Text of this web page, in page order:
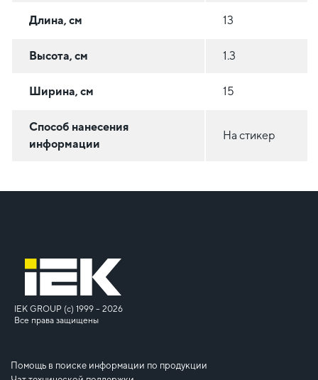
Длина, см 13
Высота, см 1.3
Ширина, см 15
Способ нанесения
информации
На стикер
IEK GROUP (c) 1999 – 2026
Все права защищены
Помощь в поиске информации по продукции